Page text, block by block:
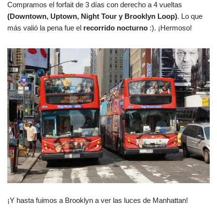
Compramos el forfait de 3 días con derecho a 4 vueltas
(Downtown, Uptown, Night Tour y Brooklyn Loop). Lo que
más valió la pena fue el recorrido nocturno :). ¡Hermoso!
¡Y hasta fuimos a Brooklyn a ver las luces de Manhattan!